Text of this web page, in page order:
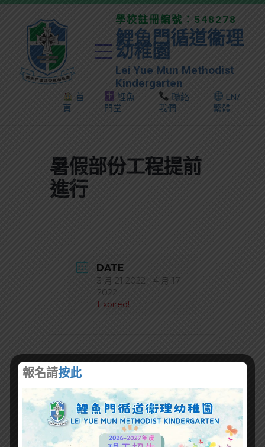
學校註冊編號：548278
鯉魚門循道衞理
幼稚園
Lei Yue Mun Methodist
Kindergarten
首
頁
鯉魚
門堂
聯絡
我們
EN/
繁體
暑假部份工程提前
進行
DATE
3 月 21 2022 - 4 月 17
2022
Expired!
+ Add to Google Calendar
+ iCal / Outlook export
報名請按此